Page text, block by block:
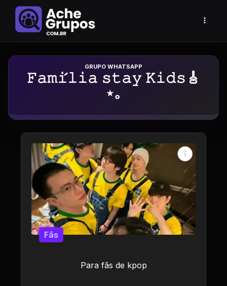
Grupo de Whatsapp
𝙵𝚊𝚖𝚒́𝚕𝚒𝚊 𝚜𝚝𝚊𝚢 𝙺𝚒𝚍𝚜🎸
⋆｡
Para fãs de kpop
Fãs